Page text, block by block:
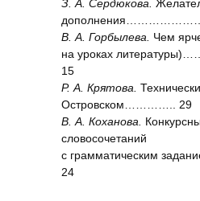
З. А. Сердюкова.
В. А. Горбылева.
Чем
на уроках
15
Р. А. Крятова.
Островском………….. 29
В. А. Коханова.
словосочетаний
с
24